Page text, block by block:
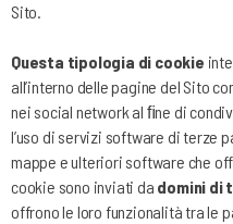
Sito.
Questa tipologia di cookie
all’interno delle pagine del Sito
nei social network al ﬁne di
l’uso di servizi software di terze
mappe e ulteriori software che
cookie sono inviati da domini di
offrono le loro funzionalità tra le